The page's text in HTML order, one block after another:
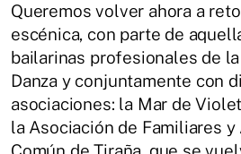
Queremos volver ahora a
escénica, con parte de
bailarinas profesionales de
Danza y conjuntamente con
asociaciones: la Mar de
la Asociación de Familiares y